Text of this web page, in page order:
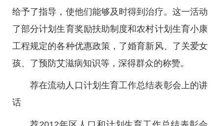
给予了指导，使他们能够及时得到治疗。这一活动
了部分计划生育奖励扶助制度和农村计划生育小康
工程规定的各种优惠政策，了婚育新风、了关爱女
孩、了预防艾滋病知识等，深得群众的称赞。
荐在流动人口计划生育工作总结表彰会上的讲
话